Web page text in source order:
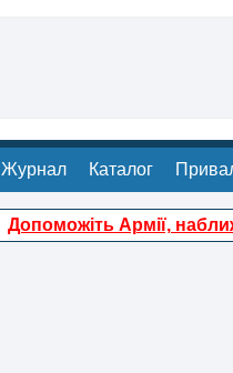
Журнал Каталог
Допоможіть Армії,